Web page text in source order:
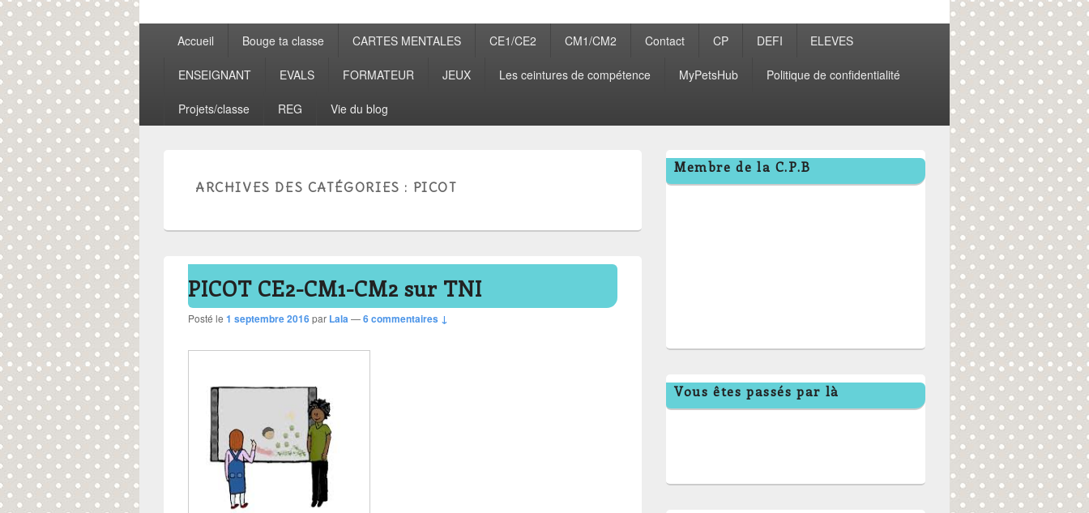
MenuAccueil Bouge ta classe CARTES MENTALES CE1/CE2 CM1/CM2 Contact CP DEFI ELEVES
ENSEIGNANT EVALS FORMATEUR JEUX Les ceintures de compétence MyPetsHub Politique de confidentialité
Projets/classe REG Vie du blog
ARCHIVES DES CATÉGORIES : PICOT
PICOT CE2-CM1-CM2 sur TNI
Posté le 1 septembre 2016par Lala—6 commentaires ↓
Zone
principale
de
Membre de la C.P.B
Vous êtes passés par là